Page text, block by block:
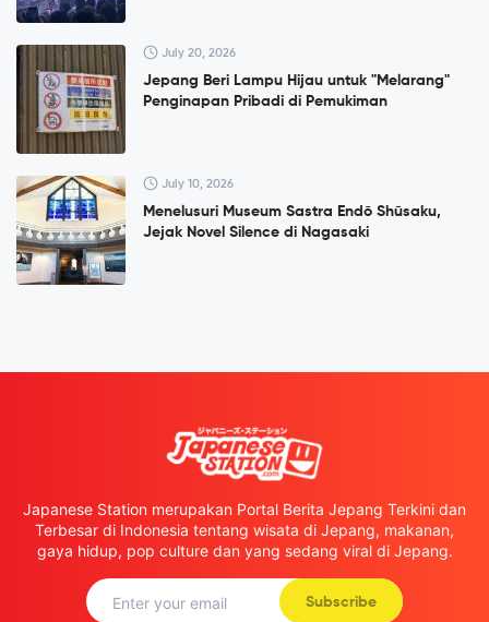
July 20, 2026
Jepang Beri Lampu Hijau untuk "Melarang"
Penginapan Pribadi di Pemukiman
July 10, 2026
Menelusuri Museum Sastra Endō Shūsaku,
Jejak Novel Silence di Nagasaki
Japanese Station merupakan Portal Berita Jepang Terkini dan
Terbesar di Indonesia tentang wisata di Jepang, makanan,
gaya hidup, pop culture dan yang sedang viral di Jepang.
Subscribe